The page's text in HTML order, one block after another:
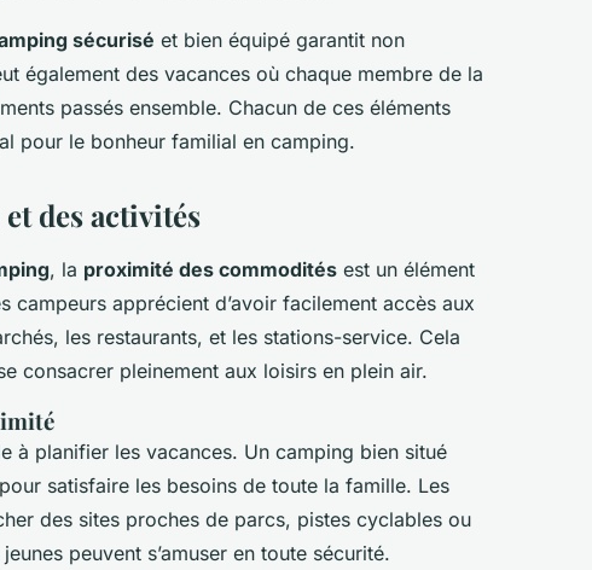
sécurisé et bien équipé garantit non
également des vacances où chaque membre de la
passés ensemble. Chacun de ces éléments
pour le bonheur familial en camping.
des activités
, la proximité des commodités est un élément
campeurs apprécient d’avoir facilement accès aux
les restaurants, et les stations-service. Cela
consacrer pleinement aux loisirs en plein air.
à planifier les vacances. Un camping bien situé
satisfaire les besoins de toute la famille. Les
des sites proches de parcs, pistes cyclables ou
peuvent s’amuser en toute sécurité.